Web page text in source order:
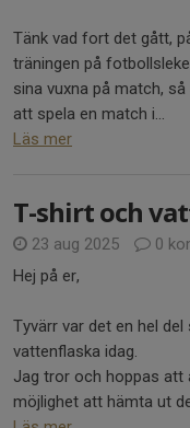
Tänk vad fort det gått,
träningen på
sina vuxna på match,
att spela en match i...
Läs mer
T-shirt och
23 aug 2025
0
Hej på er,
Tyvärr var det en hel
vattenflaska idag.
Jag tror och hoppas att
möjlighet att hämta ut